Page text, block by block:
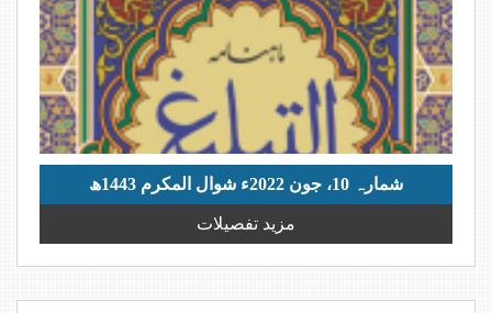
شمارہ 10، جون 2022ء شوال المکرم 1443ھ
مزید تفصیلات